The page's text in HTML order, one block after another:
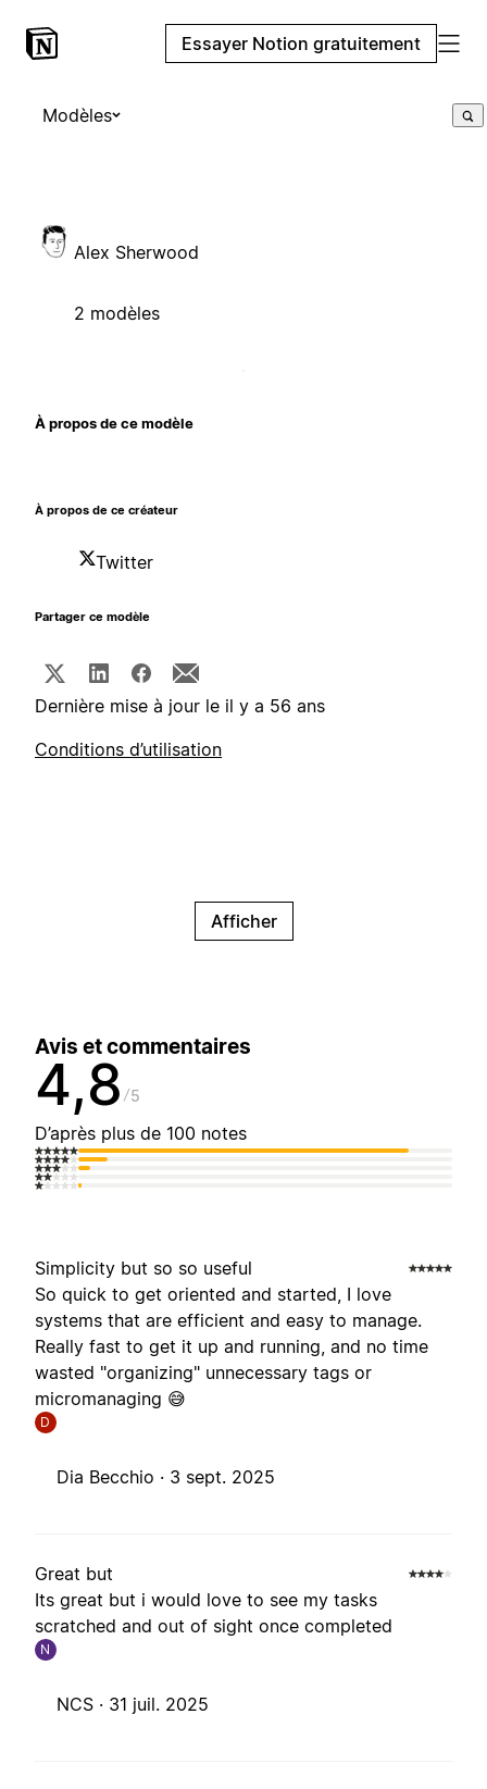
Essayer Notion gratuitement
Modèles
Alex Sherwood
2 modèles
À propos de ce modèle
À propos de ce créateur
Twitter
Partager ce modèle
Dernière mise à jour le il y a 56 ans
Conditions d’utilisation
Afficher
Avis et commentaires
4,8 5
D’après plus de 100 notes
Simplicity but so so useful
So quick to get oriented and started, I love
systems that are efficient and easy to manage.
Really fast to get it up and running, and no time
wasted "organizing" unnecessary tags or
micromanaging 😅
D
Dia Becchio · 3 sept. 2025
Great but
Its great but i would love to see my tasks
scratched and out of sight once completed
N
NCS · 31 juil. 2025